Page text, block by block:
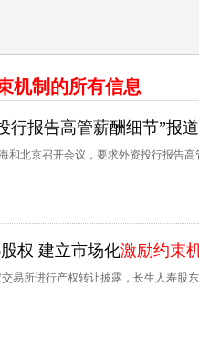
机制的所有信息
行报告高管薪酬细节”报
和北京召开会议，要求外资投行报告
权 建立市场化激励约束
易所进行产权转让披露，长生人寿股